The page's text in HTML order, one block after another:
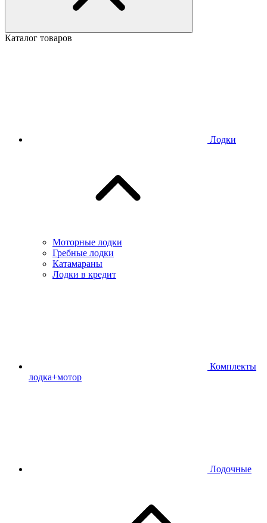
Каталог товаров
Лодки
Моторные лодки
Гребные лодки
Катамараны
Лодки в кредит
Комплекты
лодка+мотор
Лодочные